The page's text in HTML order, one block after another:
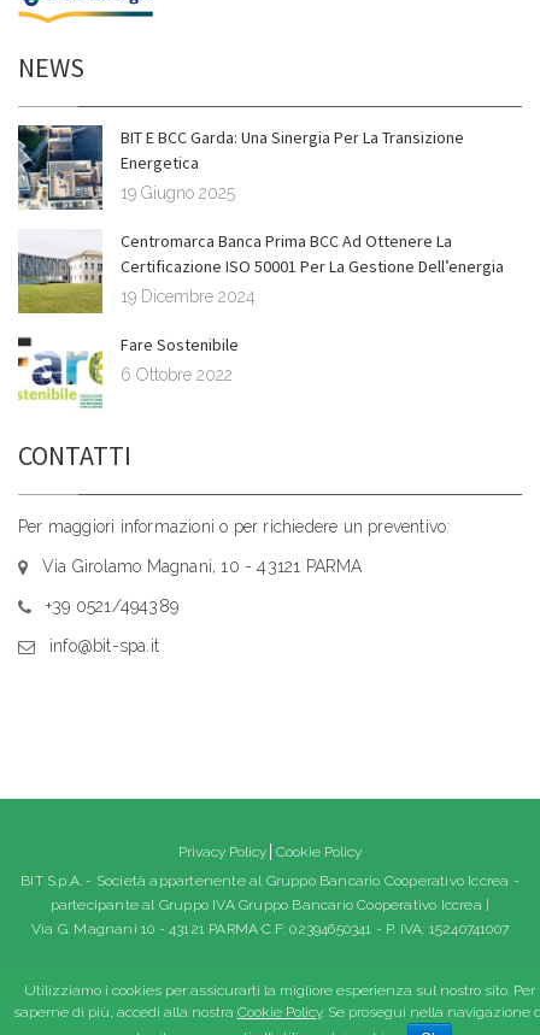
NEWS
BIT E BCC Garda: Una Sinergia Per La Transizione
Energetica
19 Giugno 2025
Centromarca Banca Prima BCC Ad Ottenere La
Certificazione ISO 50001 Per La Gestione Dell’energia
19 Dicembre 2024
Fare Sostenibile
6 Ottobre 2022
CONTATTI
Per maggiori informazioni o per richiedere un preventivo:
Via Girolamo Magnani, 10 - 43121 PARMA
+39 0521/494389
info@bit-spa.it
Privacy Policy Cookie Policy
BIT S.p.A. - Società appartenente al Gruppo Bancario Cooperativo Iccrea -
partecipante al Gruppo IVA Gruppo Bancario Cooperativo Iccrea |
Via G. Magnani 10 - 43121 PARMA C.F: 02394650341 - P. IVA: 15240741007
Utilizziamo i cookies per assicurarti la migliore esperienza sul nostro sito. Per
saperne di più, accedi alla nostra Cookie Policy. Se prosegui nella navigazione